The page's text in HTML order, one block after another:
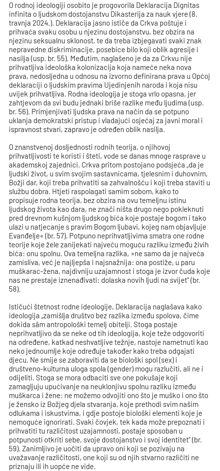
O rodnoj ideologiji osobito je progovorila Deklaracija Dignitas
infinita o ljudskom dostojanstvu Dikasterija za nauk vjere (8.
travnja 2024.). Deklaracija jasno ističe da Crkva poštuje i
prihvaća svaku osobu u njezinu dostojanstvu, bez obzira na
njezinu seksualnu sklonost, te da treba izbjegavati svaki znak
nepravedne diskriminacije, posebice bilo koji oblik agresije i
nasilja (usp. br. 55). Međutim, naglašeno je da za Crkvu nije
prihvatljiva ideološka kolonizacija koja nameće neka nova
prava, nedosljedna u odnosu na izvorno definirana prava u Općoj
deklaraciji o ljudskim pravima Ujedinjenih naroda i koja nisu
uvijek prihvatljiva. Rodna ideologija je stoga vrlo opasna, jer
zahtjevom da svi budu jednaki briše razlike među ljudima (usp.
br. 56). Primjenjivati ljudska prava na način da se potpuno
uklanja demokratski pristup i vladajući osjećaj za javni moral i
ispravnost stvari, zapravo je određen oblik nasilja.
O znanstvenoj dosljednosti rodnih teorija, o njihovoj
prihvatljivosti te koristi i šteti, vode se danas mnoge rasprave u
akademskoj zajednici. Crkva pritom postojano podsjeća „da je
ljudski život, u svim svojim sastavnicama, tjelesnim i duhovnim,
Božji dar, koji treba prihvatiti sa zahvalnošću i koji treba staviti u
službu dobra. Htjeti raspolagati samim sobom, kako to
propisuje rodna teorija, bez obzira na ovu temeljnu istinu
ljudskog života kao dara, ne znači ništa drugo nego pokleknuti
pred drevnom kušnjom ljudskog bića koje postaje bogom i tako
ulazi u natjecanje s pravim Bogom ljubavi, kojeg nam objavljuje
Evanđelje« (br. 57). Potpuno neprihvatljivima smatra one rodne
teorije koje žele zanijekati najveću moguću razliku između živih
bića: onu spolnu. Ova temeljna razlika, »ne samo da je najveća
zamisliva, već je najljepša i najsnažnija: ona postiže, u paru
muškarac-žena, najdivniju uzajamnost i stoga je izvor čuda koje
nas ne prestaje iznenađivati: dolaska novih ljudi na svijet“ (br.
58).
Ističući štetnost rodne ideologije, Deklaracija naglašava kako
ideologija „zamišlja društvo bez razlika između spolova, čime
dokida sâm antropološki temelj obitelji. Stoga postaje
neprihvatljivo da se neke od tih ideologija, koje teže odgovoriti
na određene, katkad neshvatljive težnje, nastoje nametnuti kao
neko jednoumlje koje određuje također kako treba odgajati
djecu. Ne smije se zaboraviti da se biološki spol (sex) i
društveno-kulturna uloga spola (gender) mogu razlučiti, ali ne i
odijeliti. Stoga se mora odbaciti sve one pokušaje koji
zamagljuju upućivanje na neuklonjivu spolnu razliku između
muškarca i žene: ne možemo odvojiti ono što je muško i ono što
je žensko iz Božjeg djela stvaranja, koje prethodi svim našim
odlukama i iskustvima, i gdje postoje biološki elementi koje je
nemoguće ignorirati. Svaki čovjek, tek kada može prepoznati i
prihvatiti tu različitost uzajamnosti, postaje sposoban u
potpunosti otkriti sebe, svoje dostojanstvo i svoj identitet“ (br.
59). Zanimljivo je uočiti da upravo oni koji se pozivaju na
uvažavanje različitosti, one koji su od njih stvarno različiti ne
priznaju ili ih uopće ne vide.